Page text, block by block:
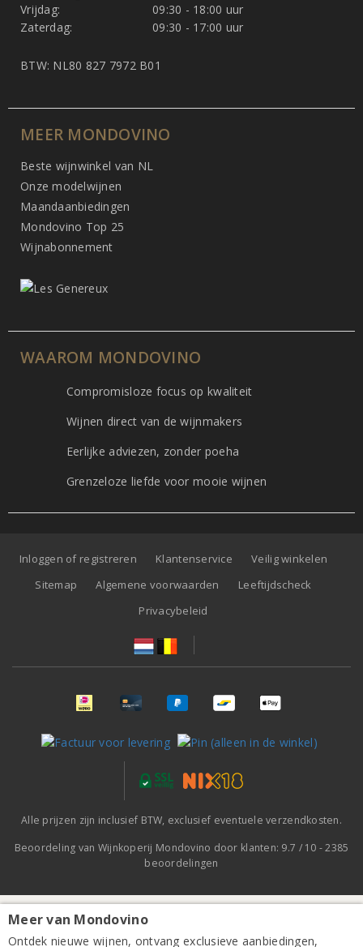
Bon Remède Ventoux Signature Blanc 2025
Vrijdag:
09:30 - 18:00 uur
Zaterdag:
09:30 - 17:00 uur
BTW: NL80 827 7972 B01
MEER MONDOVINO
Beste wijnwinkel van NL
Onze modelwijnen
Maandaanbiedingen
Mondovino Top 25
Wijnabonnement
WAAROM MONDOVINO
Compromisloze focus op kwaliteit
Wijnen direct van de wijnmakers
Eerlijke adviezen, zonder poeha
Grenzeloze liefde voor mooie wijnen
Inloggen of registreren Klantenservice
Veilig winkelen
Sitemap
Algemene voorwaarden
Leeftijdscheck
Privacybeleid
Alle prijzen zijn inclusief BTW, exclusief eventuele verzendkosten.
Beoordeling van Wijnkoperij Mondovino door klanten: 9.7 / 10 -2385
beoordelingen
Meer van Mondovino
Ontdek nieuwe wijnen, ontvang exclusieve aanbiedingen,